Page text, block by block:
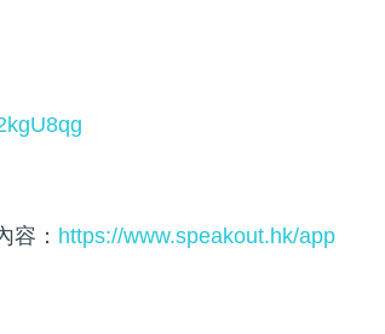
容： https://www.speakout.hk/app